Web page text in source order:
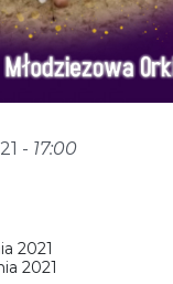
- 17:00
2021
2021